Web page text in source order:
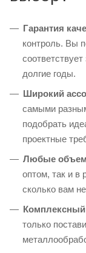
Гарантия
контроль. Вы
долгие годы.
Широкий
самыми
подобрать
проектные
Любые
оптом, так и в
сколько вам
только